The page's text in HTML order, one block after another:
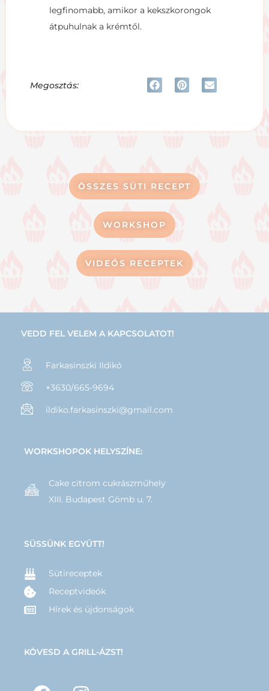
legfinomabb, amikor a kekszkorongok
átpuhulnak a krémtől.
Megosztás:
ÖSSZES SÜTI RECEPT
WORKSHOP
VIDEÓS RECEPTEK
VEDD FEL VELEM A KAPCSOLATOT!
Farkasinszki Ildikó
+3630/665-9694
ildiko.farkasinszki@gmail.com
WORKSHOPOK HELYSZÍNE:
Cake citrom cukrászműhely
XIII. Budapest Gömb u. 7.
SÜSSÜNK EGYÜTT!
Sütireceptek
Receptvideók
Hírek és újdonságok
KÖVESD A GRILL-ÁZST!